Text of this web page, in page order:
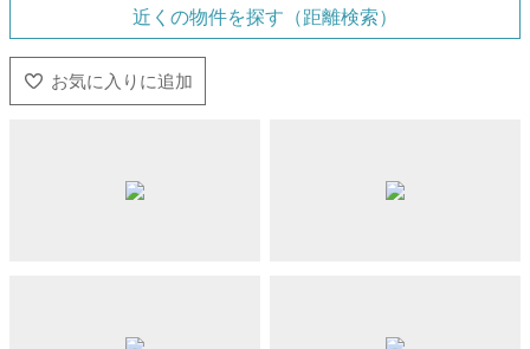
近くの物件を探す（距離検索）